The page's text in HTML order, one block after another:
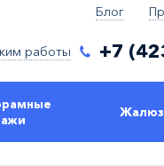
Блог
работы +7